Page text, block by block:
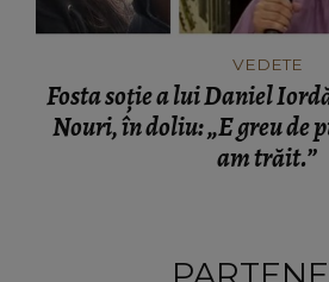
VEDETE
Fosta soție a lui Daniel
Nouri, în doliu: „E greu de
am trăit.”